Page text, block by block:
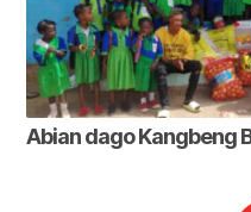
Abian dago Kangbeng